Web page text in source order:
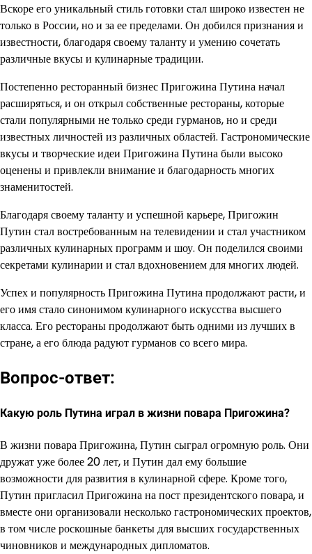
Вскоре его уникальный стиль готовки стал широко известен не
только в России, но и за ее пределами. Он добился признания и
известности, благодаря своему таланту и умению сочетать
различные вкусы и кулинарные традиции.
Постепенно ресторанный бизнес Пригожина Путина начал
расширяться, и он открыл собственные рестораны, которые
стали популярными не только среди гурманов, но и среди
известных личностей из различных областей. Гастрономические
вкусы и творческие идеи Пригожина Путина были высоко
оценены и привлекли внимание и благодарность многих
знаменитостей.
Благодаря своему таланту и успешной карьере, Пригожин
Путин стал востребованным на телевидении и стал участником
различных кулинарных программ и шоу. Он поделился своими
секретами кулинарии и стал вдохновением для многих людей.
Успех и популярность Пригожина Путина продолжают расти, и
его имя стало синонимом кулинарного искусства высшего
класса. Его рестораны продолжают быть одними из лучших в
стране, а его блюда радуют гурманов со всего мира.
Вопрос-ответ:
Какую роль Путина играл в жизни повара Пригожина?
В жизни повара Пригожина, Путин сыграл огромную роль. Они
дружат уже более 20 лет, и Путин дал ему большие
возможности для развития в кулинарной сфере. Кроме того,
Путин пригласил Пригожина на пост президентского повара, и
вместе они организовали несколько гастрономических проектов,
в том числе роскошные банкеты для высших государственных
чиновников и международных дипломатов.